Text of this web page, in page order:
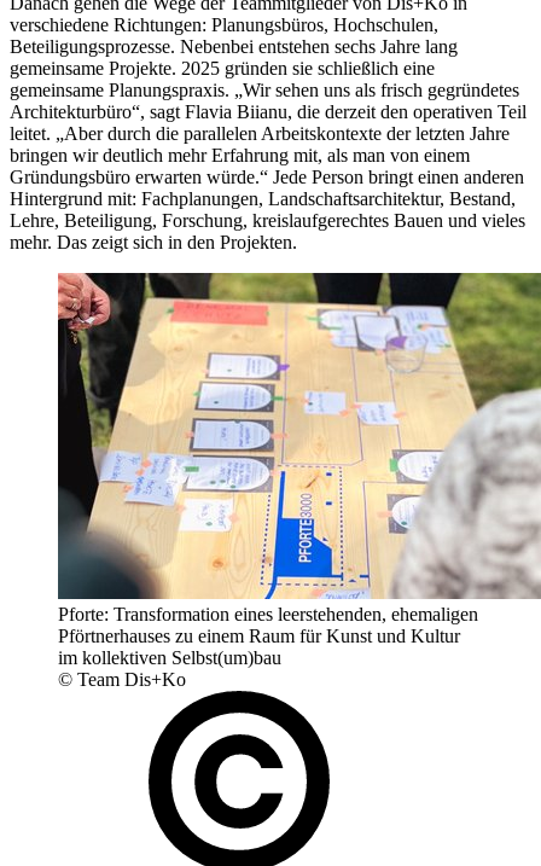
verschiedene Richtungen: Planungsbüros, Hochschulen,
Beteiligungsprozesse. Nebenbei entstehen sechs Jahre lang
gemeinsame Projekte. 2025 gründen sie schließlich eine
gemeinsame Planungspraxis. „Wir sehen uns als frisch gegründetes
Architekturbüro“, sagt Flavia Biianu, die derzeit den operativen Teil
leitet. „Aber durch die parallelen Arbeitskontexte der letzten Jahre
bringen wir deutlich mehr Erfahrung mit, als man von einem
Gründungsbüro erwarten würde.“ Jede Person bringt einen anderen
Hintergrund mit: Fachplanungen, Landschaftsarchitektur, Bestand,
Lehre, Beteiligung, Forschung, kreislaufgerechtes Bauen und vieles
mehr. Das zeigt sich in den Projekten.
Pforte: Transformation eines leerstehenden, ehemaligen
Pförtnerhauses zu einem Raum für Kunst und Kultur
im kollektiven Selbst(um)bau
© Team Dis+Ko